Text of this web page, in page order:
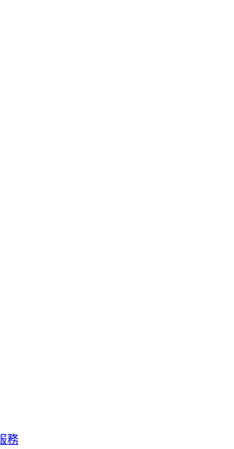
務